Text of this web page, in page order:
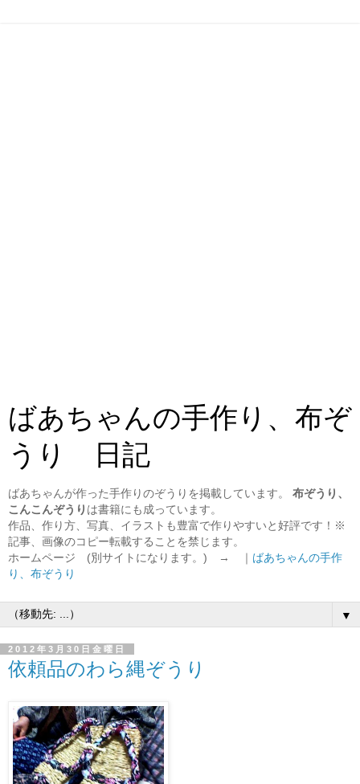
ばあちゃんの手作り、布ぞ
うり 日記
ばあちゃんが作った手作りのぞうりを掲載しています。 布ぞうり、
こんこんぞうり は書籍にも成っています。
作品、作り方、写真、イラストも豊富で作りやすいと好評です！※
記事、画像のコピー転載することを禁じます。
ホームページ (別サイトになります。) → ｜ ばあちゃんの手作
り、布ぞうり
▼
2012年3月30日金曜日
依頼品のわら縄ぞうり